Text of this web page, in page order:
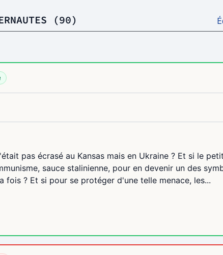
(90)
pas écrasé au Kansas mais en Ukraine ? Et si le
sauce stalinienne, pour en devenir un des
fois ? Et si pour se protéger d'une telle menace, les...